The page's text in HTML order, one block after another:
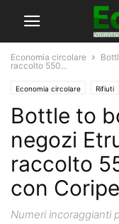
Economia circolare
raccolto 550...
Economia circolare Rifiuti
Bottle to
negozi
raccolto
con
Numeri incoraggianti